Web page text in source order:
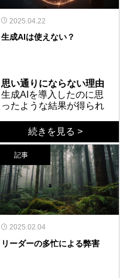
る。AIで課題を解決する
より前に、膨大な過去デ
ータをAIに処理させるの
も良いだろう。
的な効率向上は望めず、
業務フローの見直しがな
ければ効果は限定的だ。
ば、かえって作業が煩雑
化し、時間がかかること
もある。特にITに疎い権
限者が意思決定を行う場
化＝効率化」と誤解し、
実際には逆効果となるケ
ースも少なくない。
システム担当者やシステ
ム会社が、俯瞰的な視点
を持たない場合も問題
だ。業務フローを把握せ
システムが出来上がる。
ユーザー部門は「IT化で
逆に効率が悪くなった」
と感じ、最悪の場合、シ
ステムが欠陥品だと誤解
されることもある。業務
の流れを把握し、適切に
デジタル化を進めること
が必要だ。
生成AI導入の失敗例
多くは「期待通りに動か
ない」という内容だ。そ
の原因は、多くの場合、
AIが本来必要ない箇所に
導入されていることだ。
たとえば、ただのデータ
管理であれば、生成AIで
はなくRDB（リレーショ
ナルデータベース）のほ
うが合理的だ。効率を上
げるには、AIの利用が本
当に適切かを見極める判
断力が必要だ。
まとめ
「ITが分からないから任
せる」という姿勢はリス
クが高い。ITを知らない
人がIT化を進めるのは、
決算書を読めないのに経
営をするのと同じだ。業
務フローを理解し、技術
を正しく活用するには横
断的な視点と経験が不可
欠だ。
2025.04.22
生成AIは使えない？
思い通りにならない理由
生成AIを導入したのに思
ったような結果が得られ
たことがある人も多いだ
ろう。AIは進化を続けて
いるが、それを使いこな
す側にも試行錯誤が求め
られている。特に企業に
おいては、社内情報を整
理すればするほど目的の
答えに辿り着けなくなる
「RAGの沼」にハマるこ
とがある。多くの企業が
生成AIを武器にしようと
しているが、その真価を
RAGとは何か
RAG（Retrieval-
Augmented Generation）
は、「検索」「拡張」
「生成」の頭文字を取っ
た技術であり、生成AIに
独自情報を与えることで
回答の精度を上げる手法
である。インターネット
上の情報だけでなく、社
内マニュアルや業務デー
タなどを取り込むこと
ChatGPT以外の選択肢
現在、生成AIとして多く
の大規模言語モデル
（LLM）が存在する。
OpenAIのChatGPTをはじ
め、AnthropicのClaude、
GoogleのGemini、Metaの
LLaMA、Mistral、
社内AIを成功させるには
セキュリティ上の理由か
ら、社内情報をインター
ネットに出せない企業も
続きを見る >
記事
2025.02.04
リーダーの多忙による弊害